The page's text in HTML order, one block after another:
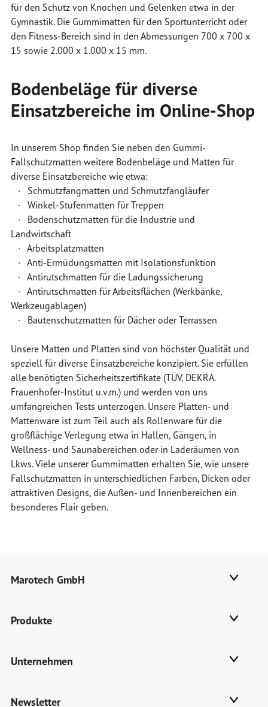
für den Schutz von Knochen und Gelenken etwa in der
Gymnastik. Die Gummimatten für den Sportunterricht oder
den Fitness-Bereich sind in den Abmessungen 700 x 700 x
15 sowie 2.000 x 1.000 x 15 mm.
Bodenbeläge für diverse
Einsatzbereiche im Online-Shop
In unserem Shop finden Sie neben den Gummi-
Fallschutzmatten weitere Bodenbeläge und Matten für
diverse Einsatzbereiche wie etwa:
· Schmutzfangmatten und Schmutzfangläufer
· Winkel-Stufenmatten für Treppen
· Bodenschutzmatten für die Industrie und
Landwirtschaft
· Arbeitsplatzmatten
· Anti-Ermüdungsmatten mit Isolationsfunktion
· Antirutschmatten für die Ladungssicherung
· Antirutschmatten für Arbeitsflächen (Werkbänke,
Werkzeugablagen)
· Bautenschutzmatten für Dächer oder Terrassen
Unsere Matten und Platten sind von höchster Qualität und
speziell für diverse Einsatzbereiche konzipiert. Sie erfüllen
alle benötigten Sicherheitszertifikate (TÜV, DEKRA.
Frauenhofer-Institut u.v.m.) und werden von uns
umfangreichen Tests unterzogen. Unsere Platten- und
Mattenware ist zum Teil auch als Rollenware für die
großflächige Verlegung etwa in Hallen, Gängen, in
Wellness- und Saunabereichen oder in Laderäumen von
Lkws. Viele unserer Gummimatten erhalten Sie, wie unsere
Fallschutzmatten in unterschiedlichen Farben, Dicken oder
attraktiven Designs, die Außen- und Innenbereichen ein
besonderes Flair geben.
Marotech GmbH
Produkte
Unternehmen
Newsletter